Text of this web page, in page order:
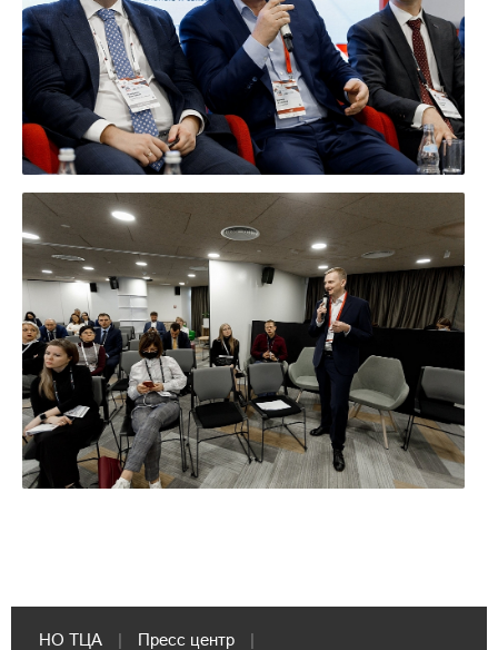
УВЕЛИЧИТЬ
УВЕЛИЧИТЬ
НО ТЦА | Пресс центр |